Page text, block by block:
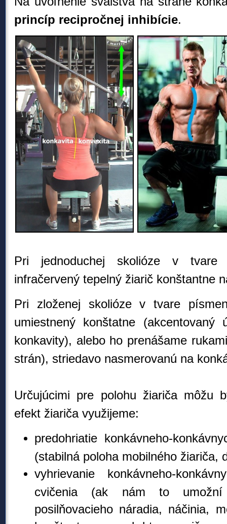
princíp recipročnej inhibície.
Pri jednoduchej skolióze v
infračervený tepelný žiarič konštantne
Pri zloženej skolióze v tvare
umiestnený konštatne
konkavity), alebo ho prenášame
strán), striedavo nasmerovanú na
Určujúcimi pre polohu žiariča môžu
efekt žiariča využijeme:
predohriatie konkávneho-
(stabilná poloha mobilného žiariča,
vyhrievanie konkávneho-
cvičenia (ak nám to
posilňovacieho náradia, náčinia,